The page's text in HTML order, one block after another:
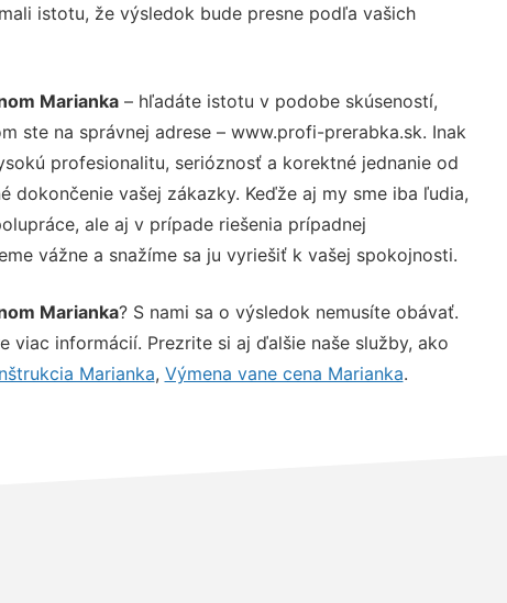
istotu, že výsledok bude presne podľa vašich
Marianka– hľadáte istotu v podobe skúseností,
ste na správnej adrese – www.profi-prerabka.sk. Inak
profesionalitu, serióznosť a korektné jednanie od
dokončenie vašej zákazky. Keďže aj my sme iba ľudia,
ale aj v prípade riešenia prípadnej
vážne a snažíme sa ju vyriešiť k vašej spokojnosti.
Marianka? S nami sa o výsledok nemusíte obávať.
viac informácií. Prezrite si aj ďalšie naše služby, ako
Marianka, Výmena vane cena Marianka.